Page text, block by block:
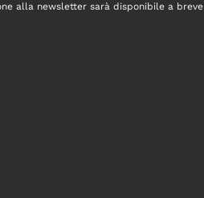
alla newsletter sarà disponibile a breve